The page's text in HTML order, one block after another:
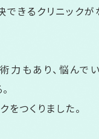
きるクリニックが
力もあり、悩んで
をつくりました。